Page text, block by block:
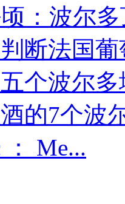
：波尔
断法国
个波尔多
的7个波
： Me...